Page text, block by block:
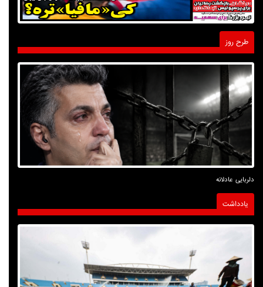
طرح روز
دلربایی عادلانه
یادداشت